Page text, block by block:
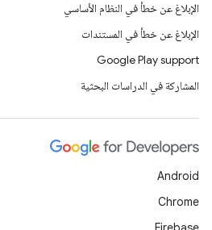
الإبلاغ عن خطأ في النظام الأساسي
الإبلاغ عن خطأ في المستندات
Google Play support
المشاركة في الدراسات البحثية
Android
Chrome